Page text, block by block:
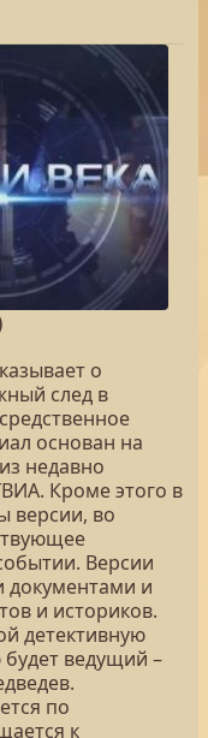
о
след в
основан на
недавно
Кроме этого в
версии, во
Версии
документами и
и историков.
детективную
ведущий –
по
к